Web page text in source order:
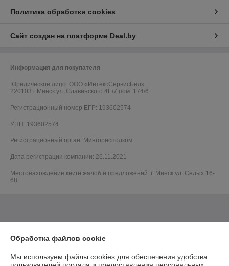
Политика обработки cookies
Сайт создан на платформе Deal.by
Информация для покупателя
Юридическое лицо: ООО «ИнтексСервисБел»
220103 г Минск ул. Славинского 4Е/7 пом. 174/6
Регистрационный номер ЕГР: 193602574
УНП: 193602574
Регистрационный орган: Мингорисполком
Дата регистрации компании: 26.11.2021
Местонахождение книги жалоб и предложений: г. Минск ул. Седых 16-
68
Обработка файлов cookie
Мы используем файлы cookies для обеспечения удобства